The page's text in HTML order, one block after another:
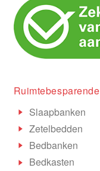
Slaapbanken
Zetelbedden
Bedbanken
Bedkasten